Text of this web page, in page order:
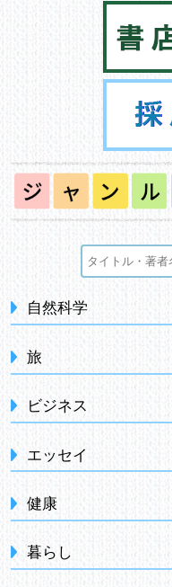
自然科学
旅
ビジネス
エッセイ
健康
暮らし